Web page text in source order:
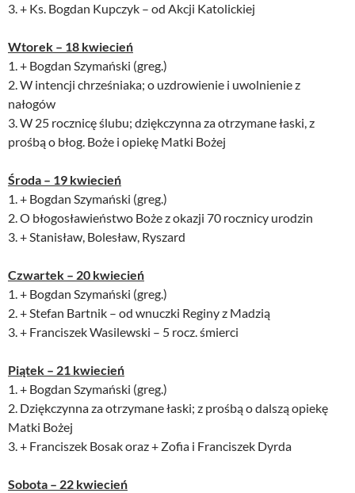
3. + Ks. Bogdan Kupczyk – od Akcji Katolickiej
Wtorek – 18 kwiecień
1. + Bogdan Szymański (greg.)
2. W intencji chrześniaka; o uzdrowienie i uwolnienie z
nałogów
3. W 25 rocznicę ślubu; dziękczynna za otrzymane łaski, z
prośbą o błog. Boże i opiekę Matki Bożej
Środa – 19 kwiecień
1. + Bogdan Szymański (greg.)
2. O błogosławieństwo Boże z okazji 70 rocznicy urodzin
3. + Stanisław, Bolesław, Ryszard
Czwartek – 20 kwiecień
1. + Bogdan Szymański (greg.)
2. + Stefan Bartnik – od wnuczki Reginy z Madzią
3. + Franciszek Wasilewski – 5 rocz. śmierci
Piątek – 21 kwiecień
1. + Bogdan Szymański (greg.)
2. Dziękczynna za otrzymane łaski; z prośbą o dalszą opiekę
Matki Bożej
3. + Franciszek Bosak oraz + Zofia i Franciszek Dyrda
Sobota – 22 kwiecień